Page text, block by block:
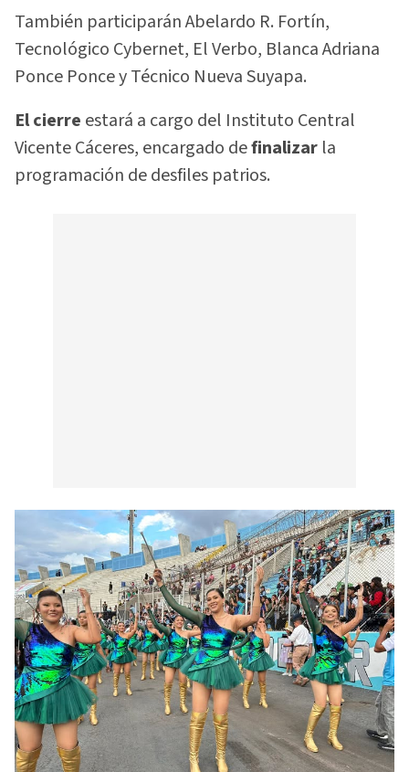
También participarán Abelardo R. Fortín,
Tecnológico Cybernet, El Verbo, Blanca Adriana
Ponce Ponce y Técnico Nueva Suyapa.
El cierre estará a cargo del Instituto Central
Vicente Cáceres, encargado definalizar la
programación de desfiles patrios.